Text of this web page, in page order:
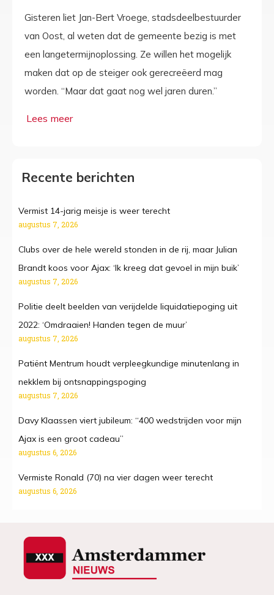
Gisteren liet Jan-Bert Vroege, stadsdeelbestuurder
van Oost, al weten dat de gemeente bezig is met
een langetermijnoplossing. Ze willen het mogelijk
maken dat op de steiger ook gerecreëerd mag
worden. “Maar dat gaat nog wel jaren duren.”
Recente berichten
Vermist 14-jarig meisje is weer terecht
augustus 7, 2026
Clubs over de hele wereld stonden in de rij, maar Julian
Brandt koos voor Ajax: ‘Ik kreeg dat gevoel in mijn buik’
augustus 7, 2026
Politie deelt beelden van verijdelde liquidatiepoging uit
2022: ‘Omdraaien! Handen tegen de muur’
augustus 7, 2026
Patiënt Mentrum houdt verpleegkundige minutenlang in
nekklem bij ontsnappingspoging
augustus 7, 2026
Davy Klaassen viert jubileum: “400 wedstrijden voor mijn
Ajax is een groot cadeau”
augustus 6, 2026
Vermiste Ronald (70) na vier dagen weer terecht
augustus 6, 2026